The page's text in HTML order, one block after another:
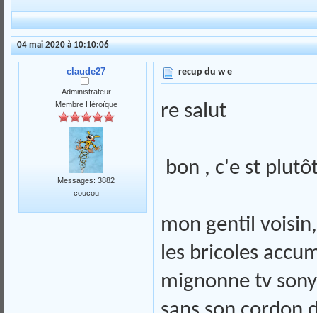
04 mai 2020 à 10:10:06
claude27
Administrateur
Membre Héroïque
Messages: 3882
coucou
recup du w e
re salut
bon , c'e st
mon gentil
les bricoles
mignonne tv